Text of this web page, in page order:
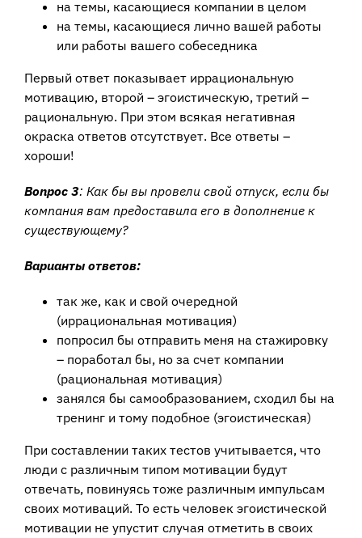
на темы, касающиеся компании в целом
на темы, касающиеся лично вашей работы
или работы вашего собеседника
Первый ответ показывает иррациональную
мотивацию, второй – эгоистическую, третий –
рациональную. При этом всякая негативная
окраска ответов отсутствует. Все ответы –
хороши!
Вопрос 3: Как бы вы провели свой отпуск, если бы
компания вам предоставила его в дополнение к
существующему?
Варианты ответов:
так же, как и свой очередной
(иррациональная мотивация)
попросил бы отправить меня на стажировку
– поработал бы, но за счет компании
(рациональная мотивация)
занялся бы самообразованием, сходил бы на
тренинг и тому подобное (эгоистическая)
При составлении таких тестов учитывается, что
люди с различным типом мотивации будут
отвечать, повинуясь тоже различным импульсам
своих мотиваций. То есть человек эгоистической
мотивации не упустит случая отметить в своих